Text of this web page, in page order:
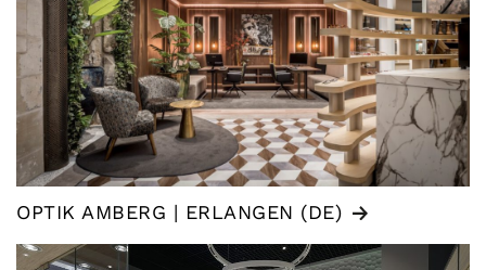
OPTIK AMBERG | ERLANGEN (DE)